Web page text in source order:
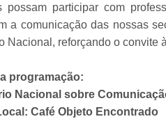
possam participar com
a comunicação das nossas
Nacional, reforçando o convite
programação:
Nacional sobre
Café Objeto Encontrado